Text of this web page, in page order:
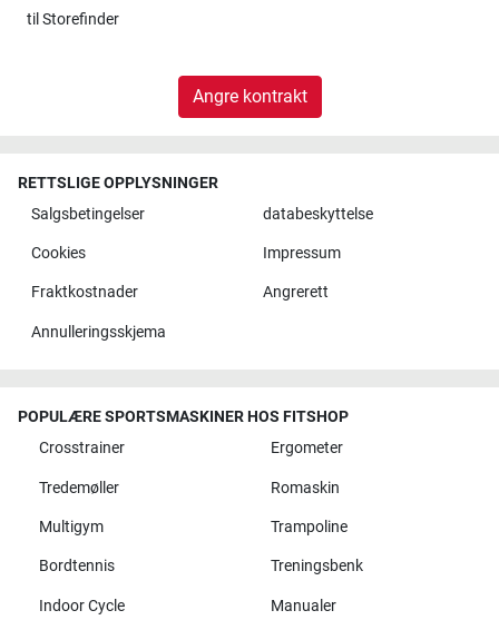
til Storefinder
Angre kontrakt
RETTSLIGE OPPLYSNINGER
Salgsbetingelser
databeskyttelse
Cookies Impressum
Fraktkostnader Angrerett
Annulleringsskjema
POPULÆRE SPORTSMASKINER HOS FITSHOP
Crosstrainer
Ergometer
Tredemøller Romaskin
Multigym Trampoline
Bordtennis Treningsbenk
Indoor Cycle Manualer